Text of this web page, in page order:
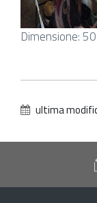
Clicca
alle
originali…
Dimensione:
ultima